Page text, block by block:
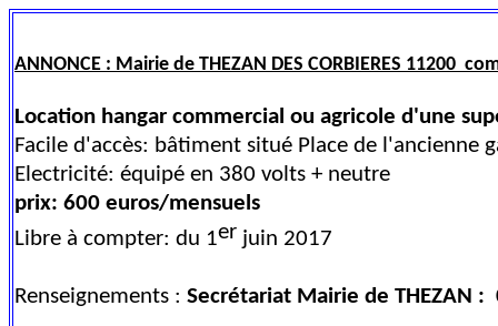
ANNONCE : Mairie de THEZAN DES CORBIERES 11200
Location hangar commercial ou agricole d'une
Facile d'accès: bâtiment situé Place de l'ancienne
Electricité: équipé en 380 volts + neutre
prix: 600 euros/mensuels
Libre à compter: du 1er juin 2017
Renseignements : Secrétariat Mairie de THEZAN